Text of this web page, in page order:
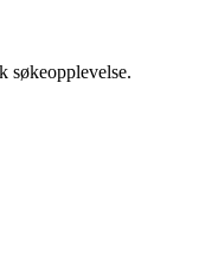
søkeopplevelse.